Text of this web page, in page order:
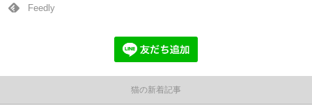
Feedly
猫の新着記事